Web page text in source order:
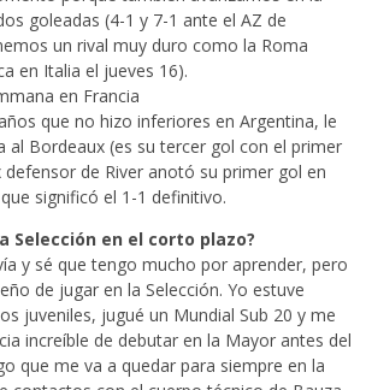
goleadas (4-1 y 7-1 ante el AZ de
un rival muy duro como la Roma
en Italia el jueves 16).
en Francia
que no hizo inferiores en Argentina, le
al Bordeaux (es su tercer gol con el primer
de River anotó su primer gol en
significó el 1-1 definitivo.
Selección en el corto plazo?
y sé que tengo mucho por aprender, pero
de jugar en la Selección. Yo estuve
juveniles, jugué un Mundial Sub 20 y me
increíble de debutar en la Mayor antes del
que me va a quedar para siempre en la